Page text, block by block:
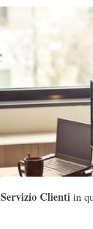
Clientiin